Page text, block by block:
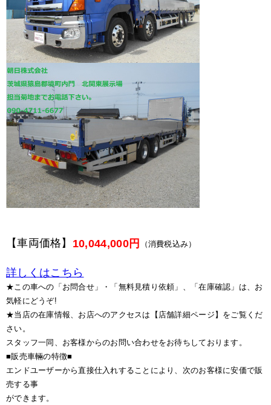
【車両価格】 10,044,000円 （消費税込み）
詳しくはこちら
★この車への「お問合せ」・「無料見積り依頼」、「在庫確認」は、お
気軽にどうぞ!
★当店の在庫情報、お店へのアクセスは【店舗詳細ページ】をご覧くだ
さい。
スタッフ一同、お客様からのお問い合わせをお待ちしております。
■販売車輛の特徴■
エンドユーザーから直接仕入れすることにより、次のお客様に安価で販
売する事
ができます。